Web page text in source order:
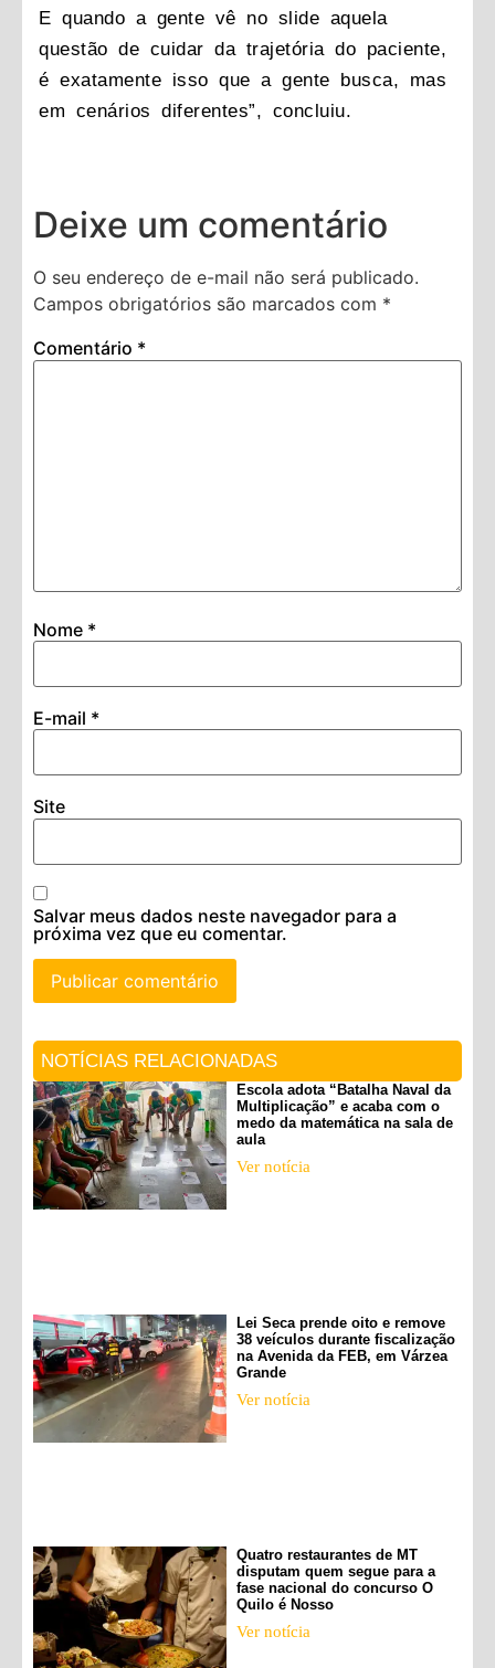
E quando a gente vê no slide aquela
questão de cuidar da trajetória do paciente,
é exatamente isso que a gente busca, mas
em cenários diferentes”, concluiu.
Deixe um comentário
O seu endereço de e-mail não será publicado.
Campos obrigatórios são marcados com *
Comentário *
Nome *
E-mail *
Site
Salvar meus dados neste navegador para a
próxima vez que eu comentar.
NOTÍCIAS RELACIONADAS
Escola adota “Batalha Naval da
Multiplicação” e acaba com o
medo da matemática na sala de
aula
Ver notícia
Lei Seca prende oito e remove
38 veículos durante fiscalização
na Avenida da FEB, em Várzea
Grande
Ver notícia
Quatro restaurantes de MT
disputam quem segue para a
fase nacional do concurso O
Quilo é Nosso
Ver notícia